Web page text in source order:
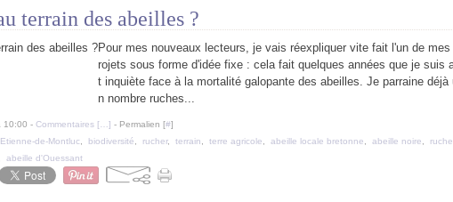
terrain des abeilles ?
Pour mes nouveaux lecteurs, je vais réexpliquer vite fait l'un de mes
rojets sous forme d'idée fixe : cela fait quelques années que je suis
t inquiète face à la mortalité galopante des abeilles. Je parraine déjà
n nombre ruches...
10:00 - Commentaires [ ] - Permalien [#]
de-Montluc biodiversité rucher, terrain terre agricole abeille locale bretonne abeille noire
abeille d'Ouessant